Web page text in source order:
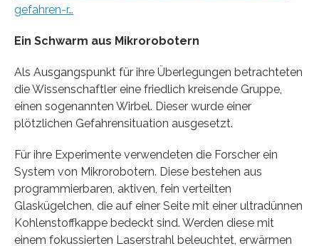
gefahren-r…
Ein Schwarm aus Mikrorobotern
Als Ausgangspunkt für ihre Überlegungen betrachteten
die Wissenschaftler eine friedlich kreisende Gruppe,
einen sogenannten Wirbel. Dieser wurde einer
plötzlichen Gefahrensituation ausgesetzt.
Für ihre Experimente verwendeten die Forscher ein
System von Mikrorobotern. Diese bestehen aus
programmierbaren, aktiven, fein verteilten
Glaskügelchen, die auf einer Seite mit einer ultradünnen
Kohlenstoffkappe bedeckt sind. Werden diese mit
einem fokussierten Laserstrahl beleuchtet, erwärmen